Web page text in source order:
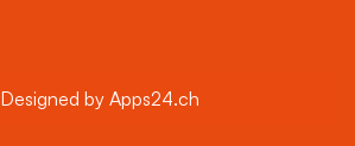
by Apps24.ch